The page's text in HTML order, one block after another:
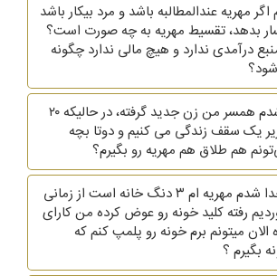
مهریه عندالمطالبه باشد و مرد بیکار باشد
بدهد، تقسیط مهریه به چه صورت است؟
درآمدی ندارد و هیچ مالی ندارد چگونه
دیشب متوجه شدم همسر من زن جدید گرفته، در حالیکه ۲۰
یک سقف زندگی می کنیم و دوتا بچه
هم طلاق هم مهریه رو بگیرم؟
من از همسرم جدا شدم مهریه ام ۳ دنگ خانه است از زمانی
رفته کلید خونه رو عوض کرده من کارای
میتونم برم خونه رو پلمپ کنم که
بگیرم ؟